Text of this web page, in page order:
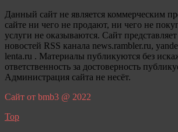
Данный сайт не является коммерческим
сайте ни чего не продают, ни чего не
услуги не оказываются. Сайт
новостей RSS канала news.rambler.ru,
lenta.ru . Материалы публикуются без
ответственность за достоверность
Администрация сайта не несёт.
Сайт от bmb3 @ 2022
Top